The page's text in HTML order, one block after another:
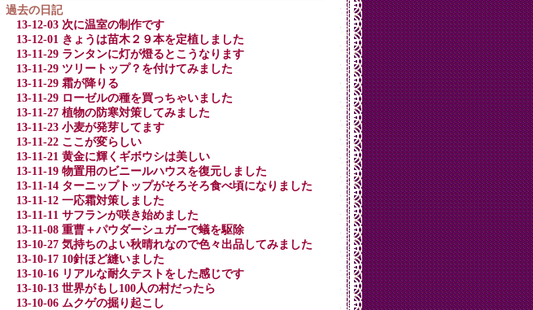
過去の日記
13-12-03 次に温室の制作です
13-12-01 きょうは苗木２９本を定植しました
13-11-29 ランタンに灯が燈るとこうなります
13-11-29 ツリートップ？を付けてみました
13-11-29 霜が降りる
13-11-29 ローゼルの種を買っちゃいました
13-11-27 植物の防寒対策してみました
13-11-23 小麦が発芽してます
13-11-22 ここが変らしい
13-11-21 黄金に輝くギボウシは美しい
13-11-19 物置用のビニールハウスを復元しました
13-11-14 ターニップトップがそろそろ食べ頃になりました
13-11-12 一応霜対策しました
13-11-11 サフランが咲き始めました
13-11-08 重曹＋パウダーシュガーで蟻を駆除
13-10-27 気持ちのよい秋晴れなので色々出品してみました
13-10-17 10針ほど縫いました
13-10-16 リアルな耐久テストをした感じです
13-10-13 世界がもし100人の村だったら
13-10-06 ムクゲの掘り起こし